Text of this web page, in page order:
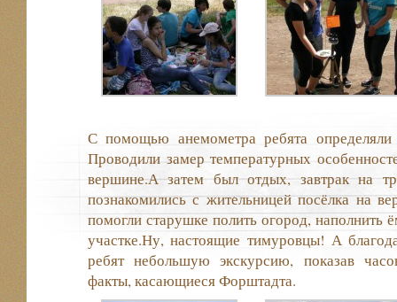
С помощью анемометра ребята определяли
Проводили замер температурных
вершине.А затем был отдых, завтрак на
познакомились с жительницей посёлка на
помогли старушке полить огород, наполнить
участке.Ну, настоящие тимуровцы! А
ребят небольшую экскурсию, показав
факты, касающиеся Форштадта.